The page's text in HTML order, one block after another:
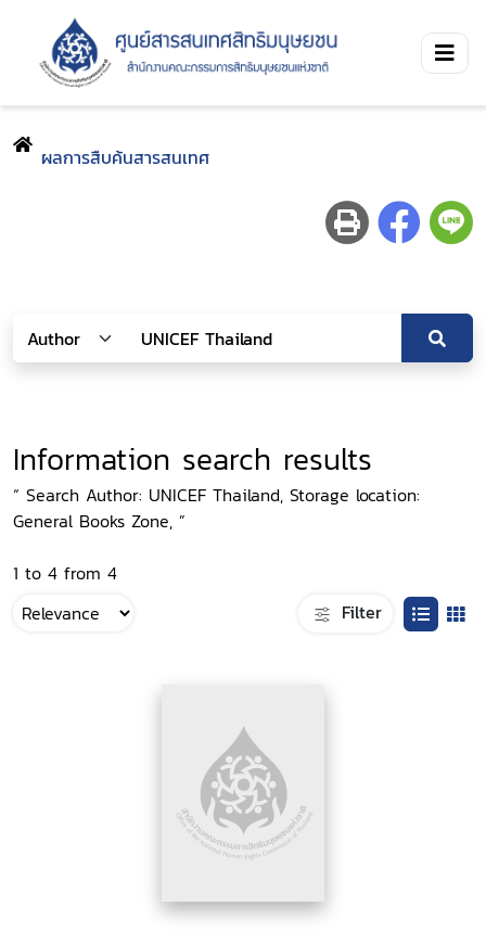
ผลการสืบค้นสารสนเทศ
Information search results
“ Search Author: UNICEF Thailand, Storage location:
General Books Zone, ”
1 to 4 from 4
Filter